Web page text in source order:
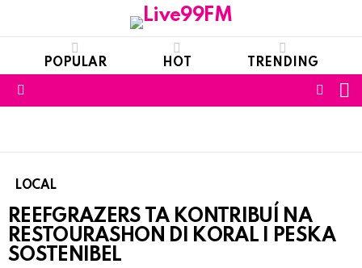
POPULAR HOT TRENDING
LOCAL
REEFGRAZERS TA KONTRIBUÍ NA
RESTOURASHON DI KORAL I PESKA
SOSTENIBEL